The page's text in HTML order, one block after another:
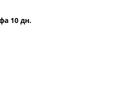
10 дн.